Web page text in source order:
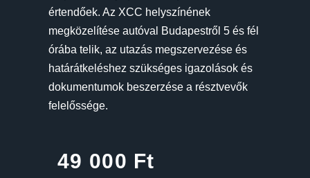
értendőek. Az XCC helyszínének
megközelítése autóval Budapestről 5 és fél
órába telik, az utazás megszervezése és
határátkeléshez szükséges igazolások és
dokumentumok beszerzése a résztvevők
felelőssége.
49 000 Ft